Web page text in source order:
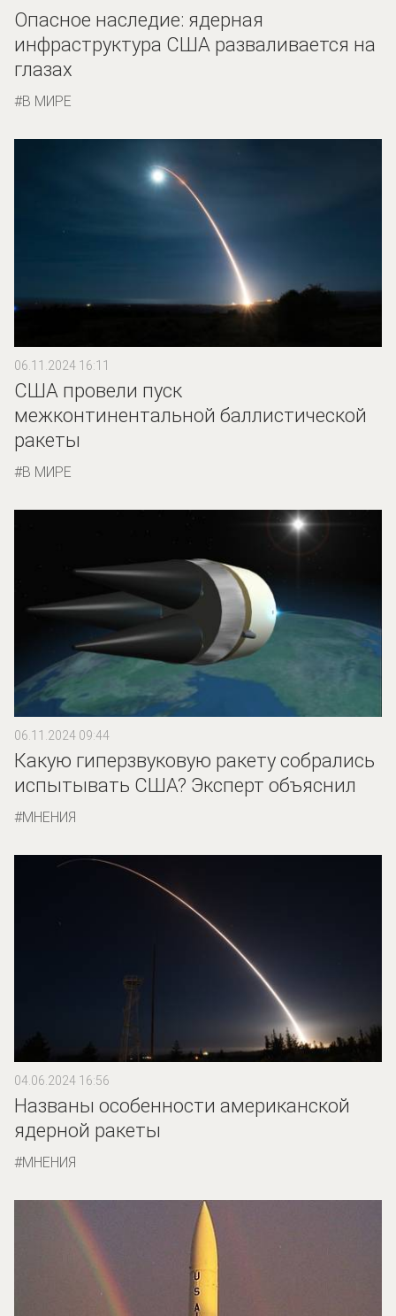
Опасное наследие: ядерная
инфраструктура США разваливается на
глазах
В МИРЕ
06.11.2024 16:11
США провели пуск
межконтинентальной баллистической
ракеты
В МИРЕ
06.11.2024 09:44
Какую гиперзвуковую ракету собрались
испытывать США? Эксперт объяснил
МНЕНИЯ
04.06.2024 16:56
Названы особенности американской
ядерной ракеты
МНЕНИЯ